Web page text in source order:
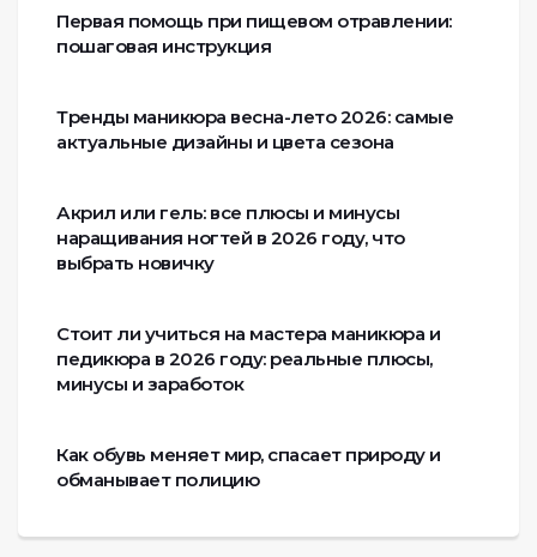
Первая помощь при пищевом отравлении:
пошаговая инструкция
Тренды маникюра весна-лето 2026: самые
актуальные дизайны и цвета сезона
Акрил или гель: все плюсы и минусы
наращивания ногтей в 2026 году, что
выбрать новичку
Стоит ли учиться на мастера маникюра и
педикюра в 2026 году: реальные плюсы,
минусы и заработок
Как обувь меняет мир, спасает природу и
обманывает полицию